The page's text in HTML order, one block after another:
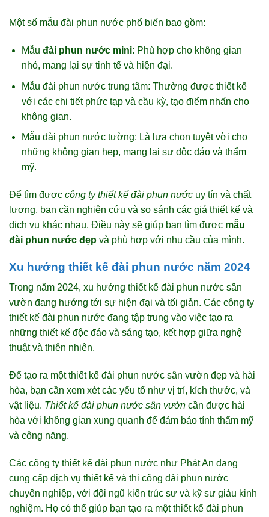
Một số mẫu đài phun nước phổ biến bao gồm:
Mẫu đài phun nước mini: Phù hợp cho không gian
nhỏ, mang lại sự tinh tế và hiện đại.
Mẫu đài phun nước trung tâm: Thường được thiết kế
với các chi tiết phức tạp và cầu kỳ, tạo điểm nhấn cho
không gian.
Mẫu đài phun nước tường: Là lựa chọn tuyệt vời cho
những không gian hẹp, mang lại sự độc đáo và thẩm
mỹ.
Để tìm được công ty thiết kế đài phun nước uy tín và chất
lượng, bạn cần nghiên cứu và so sánh các giá thiết kế và
dịch vụ khác nhau. Điều này sẽ giúp bạn tìm được mẫu
đài phun nước đẹp và phù hợp với nhu cầu của mình.
Xu hướng thiết kế đài phun nước năm 2024
Trong năm 2024, xu hướng thiết kế đài phun nước sân
vườn đang hướng tới sự hiện đại và tối giản. Các công ty
thiết kế đài phun nước đang tập trung vào việc tạo ra
những thiết kế độc đáo và sáng tạo, kết hợp giữa nghệ
thuật và thiên nhiên.
Để tạo ra một thiết kế đài phun nước sân vườn đẹp và hài
hòa, bạn cần xem xét các yếu tố như vị trí, kích thước, và
vật liệu. Thiết kế đài phun nước sân vườn cần được hài
hòa với không gian xung quanh để đảm bảo tính thẩm mỹ
và công năng.
Các công ty thiết kế đài phun nước như Phát An đang
cung cấp dịch vụ thiết kế và thi công đài phun nước
chuyên nghiệp, với đội ngũ kiến trúc sư và kỹ sư giàu kinh
nghiệm. Họ có thể giúp bạn tạo ra một thiết kế đài phun